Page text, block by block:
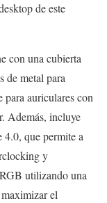
de este
con una cubierta
de metal para
para auriculares con
Además, incluye
4.0, que permite a
y
utilizando una
el